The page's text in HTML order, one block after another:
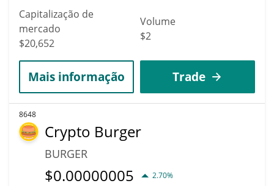
Capitalização de
mercado
$20,652
Volume
$2
Mais informação Trade
8648
Crypto Burger
BURGER
$0.00000005 2.70%